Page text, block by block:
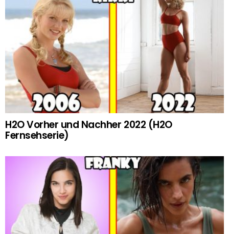
H2O Vorher und Nachher 2022 (H2O
Fernsehserie)